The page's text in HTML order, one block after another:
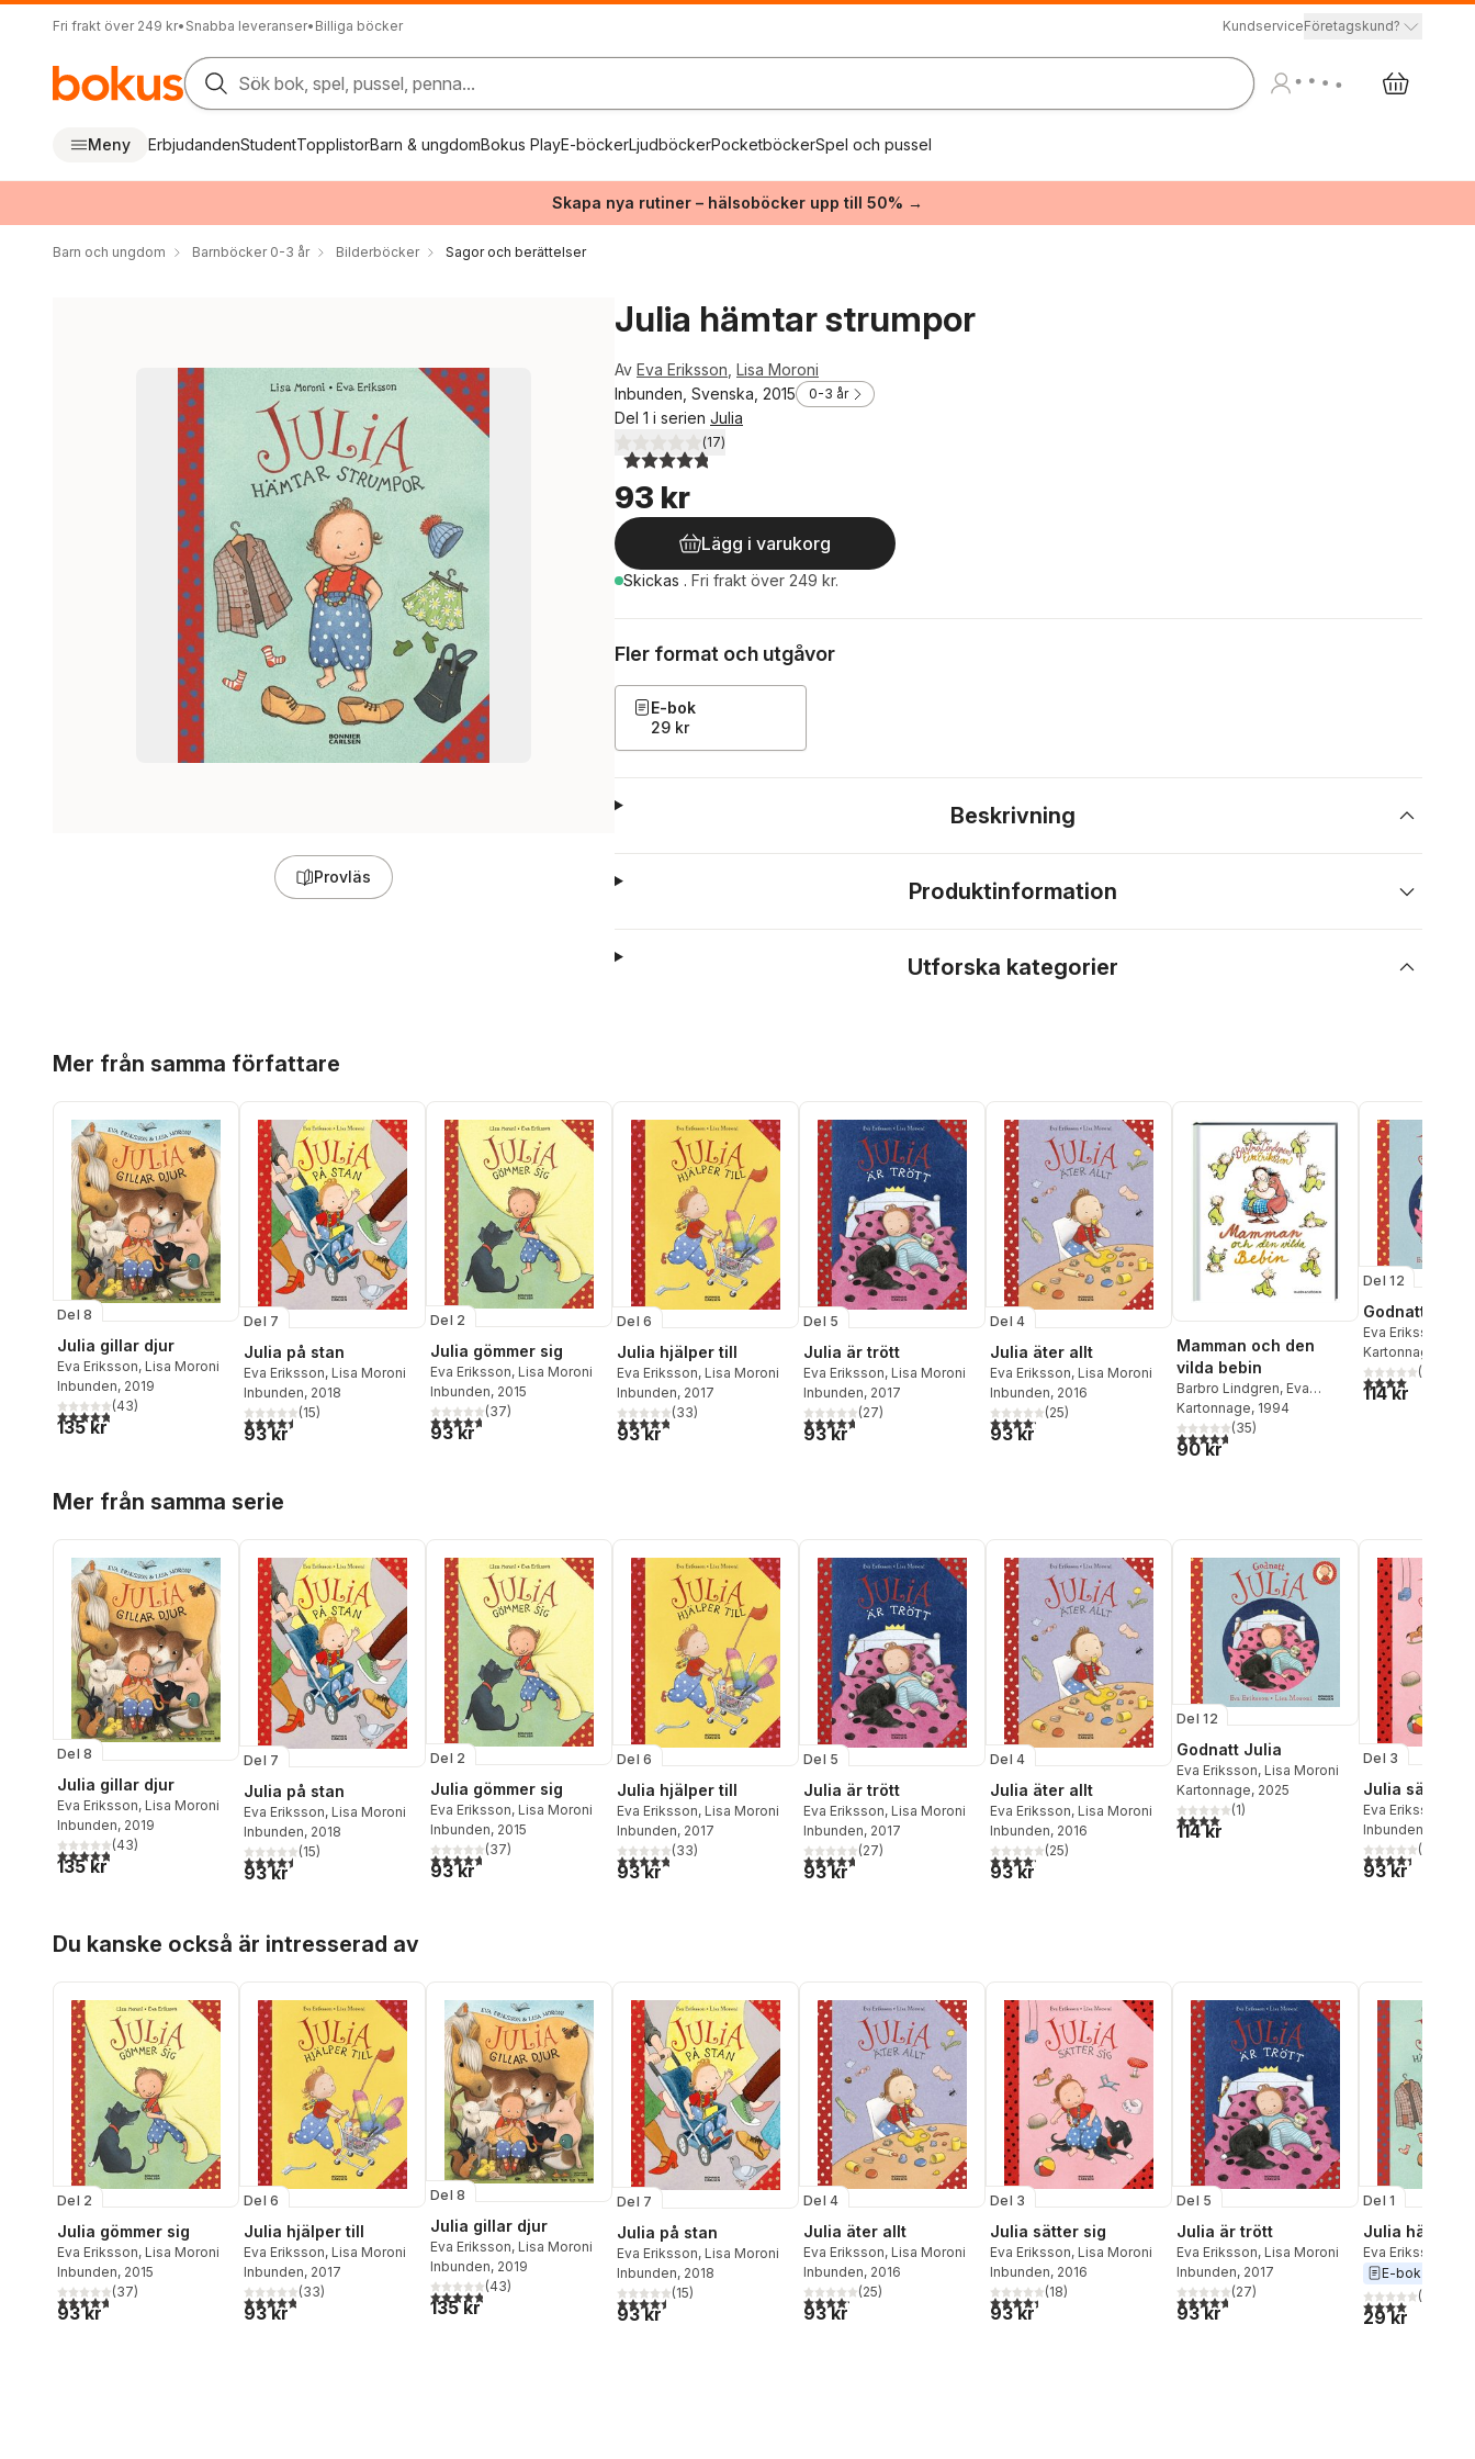
Fri frakt över 249 kr• Snabba leveranser• Billiga böcker KundserviceFöretagskund?
Sök bok, spel, pussel, penna...
Meny ErbjudandenStudentTopplistorBarn & ungdomBokus PlayE-böckerLjudböckerPocketböckerSpel och pussel
Skapa nya rutiner – hälsoböcker upp till 50% →
Barn och ungdom Barnböcker 0-3 år Bilderböcker Sagor och berättelser
Provläs
Julia hämtar strumpor
Av Eva Eriksson Lisa Moroni
Inbunden, Svenska, 2015
0-3 år
Del 1 i serien Julia
4,8utav 5 stjärnor. Totalt antal röster:
(17)
93 kr
Lägg i varukorg
Skickas . Fri frakt över 249 kr.
Fler format och utgåvor
E-bok
29 kr
Beskrivning
Produktinformation
Utforska kategorier
Mer från samma författare
Del 8
Julia gillar djur
Eva Eriksson, Lisa Moroni
Inbunden, 2019
4,8utav 5 stjärnor. Totalt antal röster:
(43)
135 kr
Del 7
Julia på stan
Eva Eriksson, Lisa Moroni
Inbunden, 2018
4,5utav 5 stjärnor. Totalt antal röster:
(15)
93 kr
Del 2
Julia gömmer sig
Eva Eriksson, Lisa Moroni
Inbunden, 2015
4,7utav 5 stjärnor. Totalt antal röster:
(37)
93 kr
Del 6
Julia hjälper till
Eva Eriksson, Lisa Moroni
Inbunden, 2017
4,8utav 5 stjärnor. Totalt antal röster:
(33)
93 kr
Del 5
Julia är trött
Eva Eriksson, Lisa Moroni
Inbunden, 2017
4,7utav 5 stjärnor. Totalt antal röster:
(27)
93 kr
Del 4
Julia äter allt
Eva Eriksson, Lisa Moroni
Inbunden, 2016
4,2utav 5 stjärnor. Totalt antal röster:
(25)
93 kr
Mamman och den
vilda bebin
Barbro Lindgren, Eva
Eriksson
Kartonnage, 1994
4,7utav 5 stjärnor. Totalt antal röster:
(35)
90 kr
Del 12
Godnatt Julia
Eva Eriksson
Kartonnage
4,0utav 5(
114 kr
Mer från samma serie
Del 8
Julia gillar djur
Eva Eriksson, Lisa Moroni
Inbunden, 2019
4,8utav 5 stjärnor. Totalt antal röster:
(43)
135 kr
Del 7
Julia på stan
Eva Eriksson, Lisa Moroni
Inbunden, 2018
4,5utav 5 stjärnor. Totalt antal röster:
(15)
93 kr
Del 2
Julia gömmer sig
Eva Eriksson, Lisa Moroni
Inbunden, 2015
4,7utav 5 stjärnor. Totalt antal röster:
(37)
93 kr
Del 6
Julia hjälper till
Eva Eriksson, Lisa Moroni
Inbunden, 2017
4,8utav 5 stjärnor. Totalt antal röster:
(33)
93 kr
Del 5
Julia är trött
Eva Eriksson, Lisa Moroni
Inbunden, 2017
4,7utav 5 stjärnor. Totalt antal röster:
(27)
93 kr
Del 4
Julia äter allt
Eva Eriksson, Lisa Moroni
Inbunden, 2016
4,2utav 5 stjärnor. Totalt antal röster:
(25)
93 kr
Del 12
Godnatt Julia
Eva Eriksson, Lisa Moroni
Kartonnage, 2025
4,0utav 5 stjärnor. Totalt antal röster:
(1)
114 kr
Del 3
Julia sätter
Eva Eriksson
Inbunden
4,4utav 5(
93 kr
Du kanske också är intresserad av
Del 2
Julia gömmer sig
Eva Eriksson, Lisa Moroni
Inbunden, 2015
4,7utav 5 stjärnor. Totalt antal röster:
(37)
93 kr
Del 6
Julia hjälper till
Eva Eriksson, Lisa Moroni
Inbunden, 2017
4,8utav 5 stjärnor. Totalt antal röster:
(33)
93 kr
Del 8
Julia gillar djur
Eva Eriksson, Lisa Moroni
Inbunden, 2019
4,8utav 5 stjärnor. Totalt antal röster:
(43)
135 kr
Del 7
Julia på stan
Eva Eriksson, Lisa Moroni
Inbunden, 2018
4,5utav 5 stjärnor. Totalt antal röster:
(15)
93 kr
Del 4
Julia äter allt
Eva Eriksson, Lisa Moroni
Inbunden, 2016
4,2utav 5 stjärnor. Totalt antal röster:
(25)
93 kr
Del 3
Julia sätter sig
Eva Eriksson, Lisa Moroni
Inbunden, 2016
4,4utav 5 stjärnor. Totalt antal röster:
(18)
93 kr
Del 5
Julia är trött
Eva Eriksson, Lisa Moroni
Inbunden, 2017
4,7utav 5 stjärnor. Totalt antal röster:
(27)
93 kr
Del 1
Julia hämtar
Eva Eriksson
E-bok
4,0utav 5(
29 kr